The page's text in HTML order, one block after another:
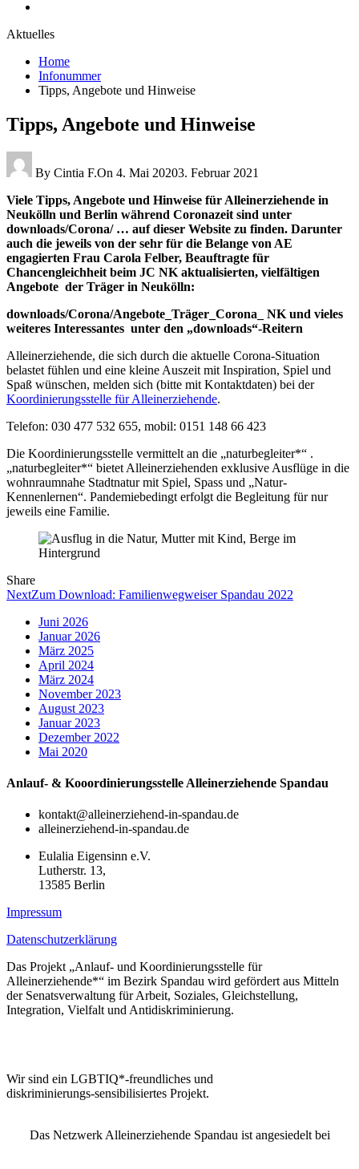
Aktuelles
Home
Infonummer
Tipps, Angebote und Hinweise
Tipps, Angebote und Hinweise
By Cintia F.On 4. Mai 20203. Februar 2021
Viele Tipps, Angebote und Hinweise für Alleinerziehende in
Neukölln und Berlin während Coronazeit sind unter
downloads/Corona/ … auf dieser Website zu finden. Darunter
auch die jeweils von der sehr für die Belange von AE
engagierten Frau Carola Felber, Beauftragte für
Chancengleichheit beim JC NK aktualisierten, vielfältigen
Angebote der Träger in Neukölln:
downloads/Corona/Angebote_Träger_Corona_ NK und vieles
weiteres Interessantes unter den „downloads“-Reitern
Alleinerziehende, die sich durch die aktuelle Corona-Situation
belastet fühlen und eine kleine Auszeit mit Inspiration, Spiel und
Spaß wünschen, melden sich (bitte mit Kontaktdaten) bei der
Koordinierungsstelle für Alleinerziehende.
Telefon: 030 477 532 655, mobil: 0151 148 66 423
Die Koordinierungsstelle vermittelt an die „naturbegleiter*“ .
„naturbegleiter*“ bietet Alleinerziehenden exklusive Ausflüge in die
wohnraumnahe Stadtnatur mit Spiel, Spass und „Natur-
Kennenlernen“. Pandemiebedingt erfolgt die Begleitung für nur
jeweils eine Familie.
Share
Facebook
Twitter
LinkedIn
Pinterest
Stumbleupon
Email
NextZum Download: Familienwegweiser Spandau 2022
Juni 2026
Januar 2026
März 2025
April 2024
März 2024
November 2023
August 2023
Januar 2023
Dezember 2022
Mai 2020
Anlauf- & Kooordinierungsstelle Alleinerziehende Spandau
kontakt@alleinerziehend-in-spandau.de
alleinerziehend-in-spandau.de
Eulalia Eigensinn e.V.
Lutherstr. 13,
13585 Berlin
Impressum
Datenschutzerklärung
Das Projekt „Anlauf- und Koordinierungsstelle für
Alleinerziehende*“ im Bezirk Spandau wird gefördert aus Mitteln
der Senatsverwaltung für Arbeit, Soziales, Gleichstellung,
Integration, Vielfalt und Antidiskriminierung.
Wir sind ein LGBTIQ*-freundliches und
diskriminierungs-sensibilisiertes Projekt.
Das Netzwerk Alleinerziehende Spandau ist angesiedelt bei